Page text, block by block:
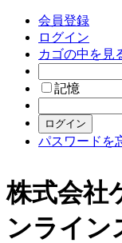
会員登録
ログイン
カゴの中を見
記憶
パスワードを
株式会社
ンライン